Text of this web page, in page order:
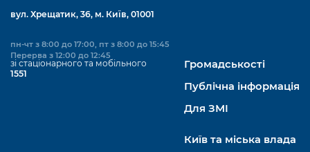
вул. Хрещатик, 36, м. Київ, 01001
пн-чт з 8:00 до 17:00, пт з 8:00 до 15:45
Перерва з 12:00 до 12:45
зі стаціонарного та мобільного
1551
Громадськості
Публічна інформація
Для ЗМІ
Київ та міська влада